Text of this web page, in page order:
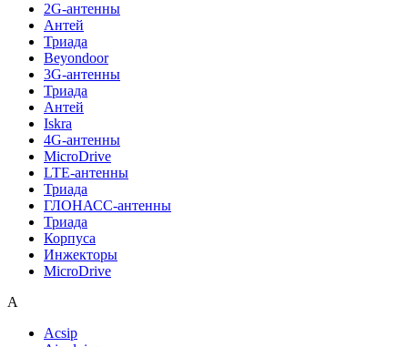
2G-антенны
Антей
Триада
Beyondoor
3G-антенны
Триада
Антей
Iskra
4G-антенны
MicroDrive
LTE-антенны
Триада
ГЛОНАСС-антенны
Триада
Корпуса
Инжекторы
MicroDrive
A
Acsip